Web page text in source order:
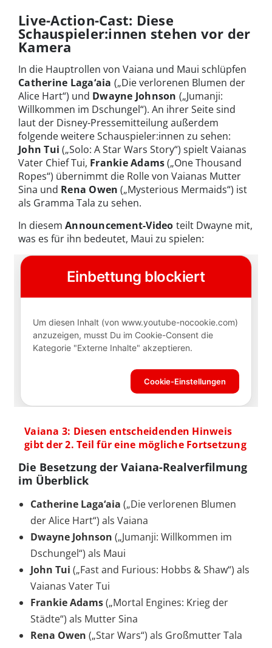
Live-Action-Cast: Diese
Schauspieler:innen stehen vor der
Kamera
In die Hauptrollen von Vaiana und Maui schlüpfen
Catherine Laga‘aia („Die verlorenen Blumen der
Alice Hart“) und Dwayne Johnson („Jumanji:
Willkommen im Dschungel“). An ihrer Seite sind
laut der Disney-Pressemitteilung außerdem
folgende weitere Schauspieler:innen zu sehen:
John Tui („Solo: A Star Wars Story“) spielt Vaianas
Vater Chief Tui, Frankie Adams(„One Thousand
Ropes“) übernimmt die Rolle von Vaianas Mutter
Sina und Rena Owen („Mysterious Mermaids“) ist
als Gramma Tala zu sehen.
In diesem Announcement-Video teilt Dwayne mit,
was es für ihn bedeutet, Maui zu spielen:
Vaiana 3: Diesen entscheidenden Hinweis
gibt der 2. Teil für eine mögliche Fortsetzung
Die Besetzung der Vaiana-Realverfilmung
im Überblick
Catherine Laga‘aia („Die verlorenen Blumen
der Alice Hart“) als Vaiana
Dwayne Johnson („Jumanji: Willkommen im
Dschungel“) als Maui
John Tui („Fast and Furious: Hobbs & Shaw“) als
Vaianas Vater Tui
Frankie Adams(„Mortal Engines: Krieg der
Städte“) als Mutter Sina
Rena Owen („Star Wars“) als Großmutter Tala